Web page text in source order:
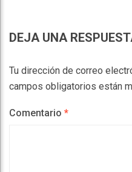
DEJA UNA
Tu dirección de correo
campos obligatorios están
Comentario *